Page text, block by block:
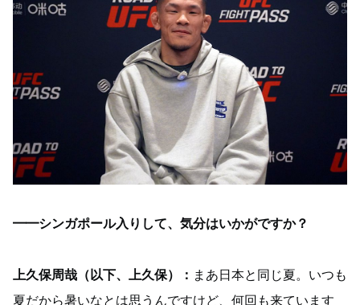
━━シンガポール入りして、気分はいかがですか？
上久保周哉（以下、上久保）： まあ日本と同じ夏。いつも
夏だから暑いなとは思うんですけど、何回も来ています